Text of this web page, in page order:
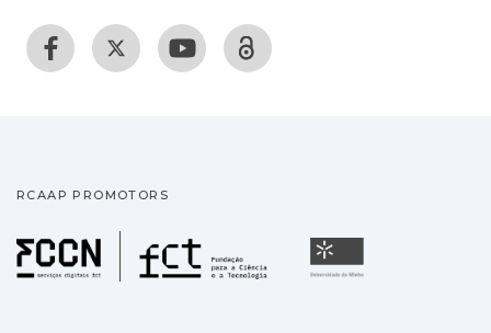
RCAAP PROMOTORS
Fundação para a